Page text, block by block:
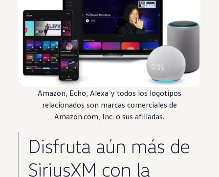
Amazon, Echo, Alexa y todos los logotipos
relacionados son marcas comerciales de
Amazon.com, Inc. o sus afiliadas.
Disfruta aún más de
SiriusXM con la